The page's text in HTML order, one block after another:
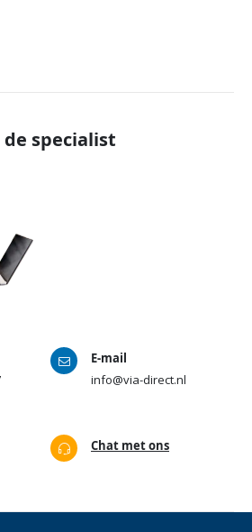
specialist
E-mail
info@via-direct.nl
Chat met ons